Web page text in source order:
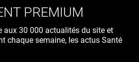
PREMIUM
aux 30 000 actualités du site et
chaque semaine, les actus Santé